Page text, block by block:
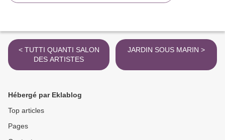
< TUTTI QUANTI SALON
DES ARTISTES
JARDIN SOUS MARIN >
Hébergé par Eklablog
Top articles
Pages